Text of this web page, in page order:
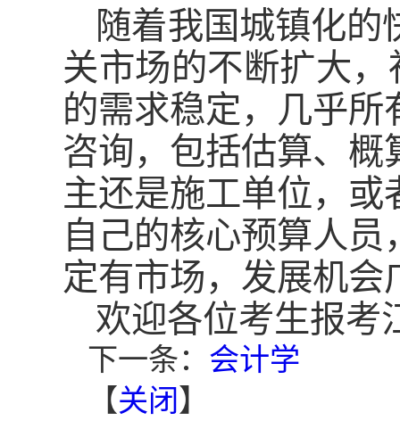
随着我国城镇化
关市场的不断扩大
的需求稳定，几乎
咨询，包括估算、
主还是施工单位，
自己的核心预算人
定有市场，发展机会
欢迎各位考生报考
下一条： 会计学
【关闭】